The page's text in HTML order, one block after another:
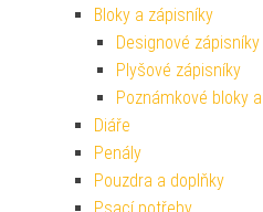
Bloky a zápisníky
Designové zápisníky
Plyšové zápisníky
Poznámkové bloky
Diáře
Penály
Pouzdra a doplňky